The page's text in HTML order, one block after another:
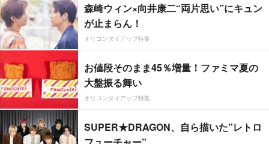
森崎ウィン×向井康二“両片思い”にキュン
が止まらん！
オリコンタイアップ特集
お値段そのまま45％増量！ファミマ夏の
大盤振る舞い
オリコンタイアップ特集
SUPER★DRAGON、自ら描いた”レトロ